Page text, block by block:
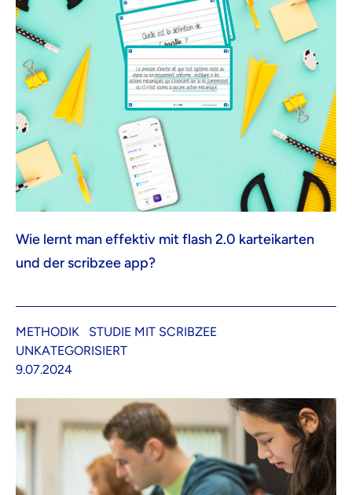
Wie lernt man effektiv mit flash 2.0 karteikarten
und der scribzee app?
METHODIK
STUDIE MIT SCRIBZEE
UNKATEGORISIERT
9.07.2024